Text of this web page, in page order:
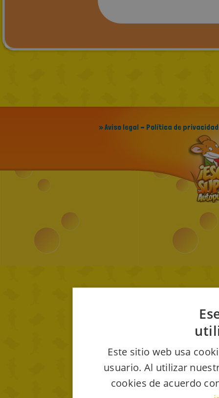
» Aviso legal - Política de privacidad
Este sitio web usa
usuario. Al utilizar
cookies de acuerdo